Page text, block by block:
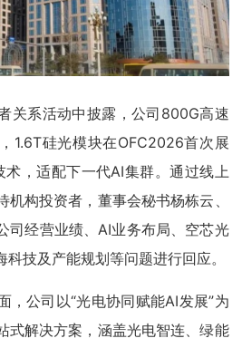
关系活动中披露，公司800G高速
1.6T硅光模块在OFC2026首次展
，适配下一代AI集群。通过线上
构投资者，董事会秘书杨栋云、
司经营业绩、AI业务布局、空芯光
技及产能规划等问题进行回应。
，公司以“光电协同赋能AI发展”为
式解决方案，涵盖光电智连、绿能